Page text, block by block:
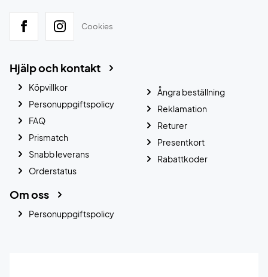
Cookies
Hjälp och kontakt
Köpvillkor
Personuppgiftspolicy
FAQ
Prismatch
Snabb leverans
Orderstatus
Ångra beställning
Reklamation
Returer
Presentkort
Rabattkoder
Om oss
Personuppgiftspolicy